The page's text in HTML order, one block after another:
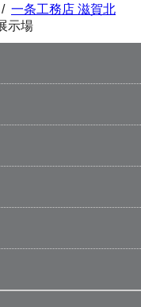
/ 一条工務店 滋賀北
示場